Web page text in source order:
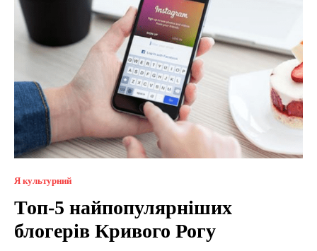
Я культурний
Топ-5 найпопулярніших
блогерів Кривого Рогу